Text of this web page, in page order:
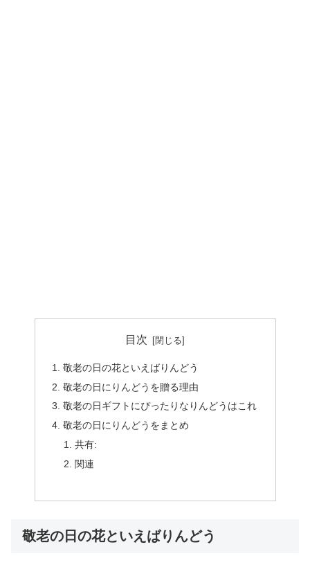
目次
敬老の日の花といえばりんどう
敬老の日にりんどうを贈る理由
敬老の日ギフトにぴったりなりんどうはこれ
敬老の日にりんどうをまとめ
共有:
関連
敬老の日の花といえばりんどう